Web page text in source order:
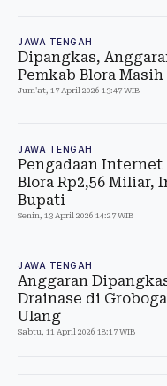
JAWA TENGAH
Dipangkas,
Pemkab Blora
Jum'at, 17 April 2026 13:47 WIB
JAWA TENGAH
Pengadaan Internet
Blora Rp2,56 Miliar,
Bupati
Senin, 13 April 2026 14:27 WIB
JAWA TENGAH
Anggaran
Drainase di
Ulang
Sabtu, 11 April 2026 18:17 WIB